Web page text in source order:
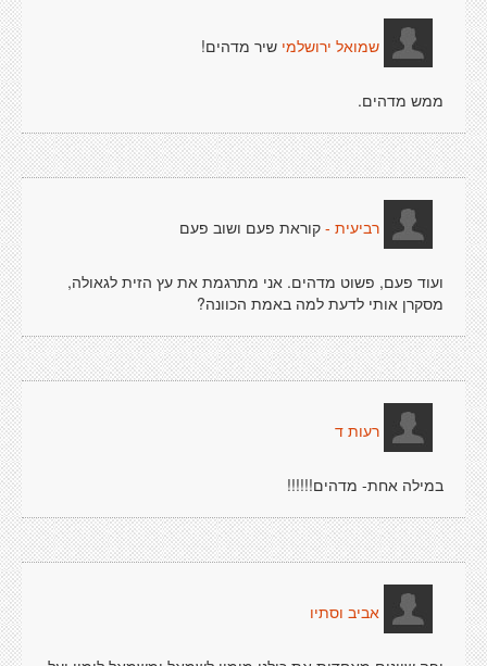
שמואל ירושלמי שיר מדהים!
ממש מדהים.
רביעית - קוראת פעם ושוב פעם
ועוד פעם, פשוט מדהים. אני מתרגמת את עץ הזית לגאולה,
מסקרן אותי לדעת למה באמת הכוונה?
רעות ד
במילה אחת- מדהים!!!!!!
אביב וסתיו